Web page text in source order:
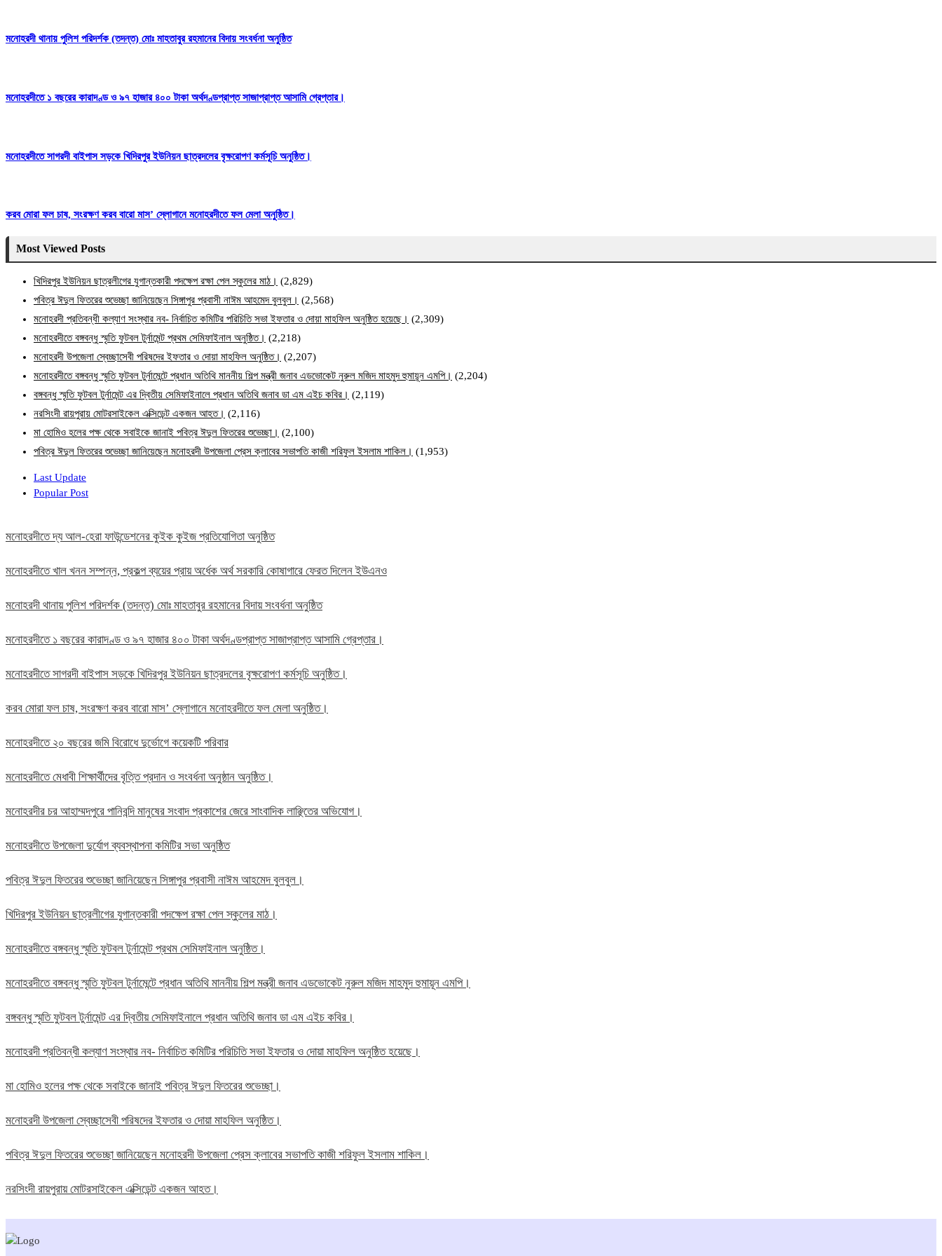
মনোহরদী থানায় পুলিশ পরিদর্শক (তদন্ত) মোঃ মাহতাবুর রহমানের বিদায় সংবর্ধনা অনুষ্ঠিত
মনোহরদীতে ১ বছরের কারাদণ্ড ও ৯৭ হাজার ৪০০ টাকা অর্থদণ্ডপ্রাপ্ত সাজাপ্রাপ্ত আসামি গ্রেপ্তার।
মনোহরদীতে সাগরদী বাইপাস সড়কে খিদিরপুর ইউনিয়ন ছাত্রদলের বৃক্ষরোপণ কর্মসূচি অনুষ্ঠিত।
করব মোরা ফল চাষ, সংরক্ষণ করব বারো মাস’ স্লোগানে মনোহরদীতে ফল মেলা অনুষ্ঠিত।
Most Viewed Posts
খিদিরপুর ইউনিয়ন ছাত্রলীগের যুগান্তকারী পদক্ষেপ রক্ষা পেল স্কুলের মাঠ। (2,829)
পবিত্র ঈদুল ফিতরের শুভেচ্ছা জানিয়েছেন সিঙ্গাপুর প্রবাসী নাঈম আহমেদ বুলবুল। (2,568)
মনোহরদী প্রতিবন্ধী কল্যাণ সংস্থার নব- নির্বাচিত কমিটির পরিচিতি সভা ইফতার ও দোয়া মাহফিল অনুষ্ঠিত হয়েছে। (2,309)
মনোহরদীতে বঙ্গবন্ধু স্মৃতি ফুটবল টুর্নামেন্ট প্রথম সেমিফাইনাল অনুষ্ঠিত। (2,218)
মনোহরদী উপজেলা স্বেচ্ছাসেবী পরিষদের ইফতার ও দোয়া মাহফিল অনুষ্ঠিত। (2,207)
মনোহরদীতে বঙ্গবন্ধু স্মৃতি ফুটবল টুর্নামেন্টে প্রধান অতিথি মাননীয় শিল্প মন্ত্রী জনাব এডভোকেট নুরুল মজিদ মাহমুদ হুমায়ূন এমপি। (2,204)
বঙ্গবন্ধু স্মৃতি ফুটবল টুর্নামেন্ট এর দ্বিতীয় সেমিফাইনালে প্রধান অতিথি জনাব ডা এম এইচ কবির। (2,119)
নরসিংদী রায়পুরায় মোটরসাইকেল এক্সিডেন্ট একজন আহত। (2,116)
মা হোমিও হলের পক্ষ থেকে সবাইকে জানাই পবিত্র ঈদুল ফিতরের শুভেচ্ছা। (2,100)
পবিত্র ঈদুল ফিতরের শুভেচ্ছা জানিয়েছেন মনোহরদী উপজেলা প্রেস ক্লাবের সভাপতি কাজী শরিফুল ইসলাম শাকিল। (1,953)
Last Update
Popular Post
মনোহরদীতে দ্য আল-হেরা ফাউন্ডেশনের কুইক কুইজ প্রতিযোগিতা অনুষ্ঠিত
মনোহরদীতে খাল খনন সম্পন্ন, প্রকল্প ব্যয়ের প্রায় অর্ধেক অর্থ সরকারি কোষাগারে ফেরত দিলেন ইউএনও
মনোহরদী থানায় পুলিশ পরিদর্শক (তদন্ত) মোঃ মাহতাবুর রহমানের বিদায় সংবর্ধনা অনুষ্ঠিত
মনোহরদীতে ১ বছরের কারাদণ্ড ও ৯৭ হাজার ৪০০ টাকা অর্থদণ্ডপ্রাপ্ত সাজাপ্রাপ্ত আসামি গ্রেপ্তার।
মনোহরদীতে সাগরদী বাইপাস সড়কে খিদিরপুর ইউনিয়ন ছাত্রদলের বৃক্ষরোপণ কর্মসূচি অনুষ্ঠিত।
করব মোরা ফল চাষ, সংরক্ষণ করব বারো মাস’ স্লোগানে মনোহরদীতে ফল মেলা অনুষ্ঠিত।
মনোহরদীতে ২০ বছরের জমি বিরোধে দুর্ভোগে কয়েকটি পরিবার
মনোহরদীতে মেধাবী শিক্ষার্থীদের বৃত্তি প্রদান ও সংবর্ধনা অনুষ্ঠান অনুষ্ঠিত।
মনোহরদীর চর আহাম্মদপুরে পানিবন্দি মানুষের সংবাদ প্রকাশের জেরে সাংবাদিক লাঞ্ছিতের অভিযোগ।
মনোহরদীতে উপজেলা দুর্যোগ ব্যবস্থাপনা কমিটির সভা অনুষ্ঠিত
পবিত্র ঈদুল ফিতরের শুভেচ্ছা জানিয়েছেন সিঙ্গাপুর প্রবাসী নাঈম আহমেদ বুলবুল।
খিদিরপুর ইউনিয়ন ছাত্রলীগের যুগান্তকারী পদক্ষেপ রক্ষা পেল স্কুলের মাঠ।
মনোহরদীতে বঙ্গবন্ধু স্মৃতি ফুটবল টুর্নামেন্ট প্রথম সেমিফাইনাল অনুষ্ঠিত।
মনোহরদীতে বঙ্গবন্ধু স্মৃতি ফুটবল টুর্নামেন্টে প্রধান অতিথি মাননীয় শিল্প মন্ত্রী জনাব এডভোকেট নুরুল মজিদ মাহমুদ হুমায়ূন এমপি।
বঙ্গবন্ধু স্মৃতি ফুটবল টুর্নামেন্ট এর দ্বিতীয় সেমিফাইনালে প্রধান অতিথি জনাব ডা এম এইচ কবির।
মনোহরদী প্রতিবন্ধী কল্যাণ সংস্থার নব- নির্বাচিত কমিটির পরিচিতি সভা ইফতার ও দোয়া মাহফিল অনুষ্ঠিত হয়েছে।
মা হোমিও হলের পক্ষ থেকে সবাইকে জানাই পবিত্র ঈদুল ফিতরের শুভেচ্ছা।
মনোহরদী উপজেলা স্বেচ্ছাসেবী পরিষদের ইফতার ও দোয়া মাহফিল অনুষ্ঠিত।
পবিত্র ঈদুল ফিতরের শুভেচ্ছা জানিয়েছেন মনোহরদী উপজেলা প্রেস ক্লাবের সভাপতি কাজী শরিফুল ইসলাম শাকিল।
নরসিংদী রায়পুরায় মোটরসাইকেল এক্সিডেন্ট একজন আহত।